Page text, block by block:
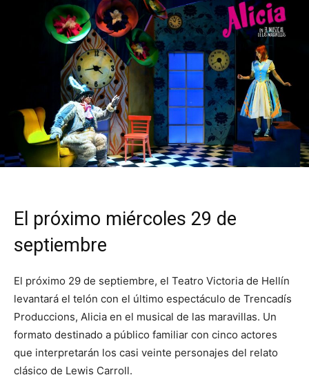
El próximo miércoles 29 de
septiembre
El próximo 29 de septiembre, el Teatro Victoria de Hellín
levantará el telón con el último espectáculo de Trencadís
Produccions, Alicia en el musical de las maravillas. Un
formato destinado a público familiar con cinco actores
que interpretarán los casi veinte personajes del relato
clásico de Lewis Carroll.